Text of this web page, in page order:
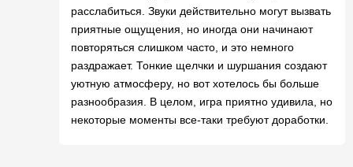
расслабиться. Звуки действительно могут вызвать
приятные ощущения, но иногда они начинают
повторяться слишком часто, и это немного
раздражает. Тонкие щелчки и шуршания создают
уютную атмосферу, но вот хотелось бы больше
разнообразия. В целом, игра приятно удивила, но
некоторые моменты все-таки требуют доработки.